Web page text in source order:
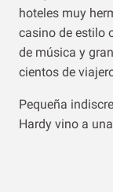
hoteles muy
casino de estilo
de música y
cientos de
Pequeña
Hardy vino a